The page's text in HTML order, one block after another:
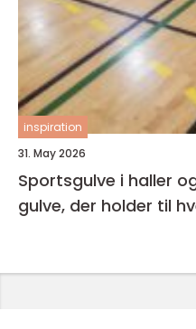
inspiration
31. May 2026
Sportsgulve i haller
gulve, der holder til